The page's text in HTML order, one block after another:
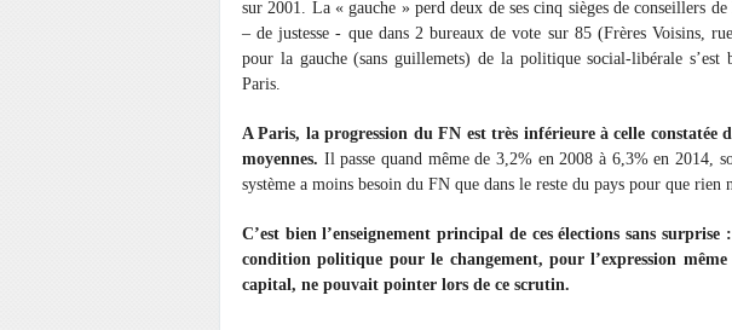
sur 2001. La « gauche » perd deux de ses cinq sièges de conseillers
– de justesse - que dans 2 bureaux de vote sur 85 (Frères Voisins,
pour la gauche (sans guillemets) de la politique social-libérale s’est
Paris.
A Paris, la progression du FN est très inférieure à celle constatée
moyennes. Il passe quand même de 3,2% en 2008 à 6,3% en 2014,
système a moins besoin du FN que dans le reste du pays pour que rien
C’est bien l’enseignement principal de ces élections sans
condition politique pour le changement, pour l’expression
capital, ne pouvait pointer lors de ce scrutin.